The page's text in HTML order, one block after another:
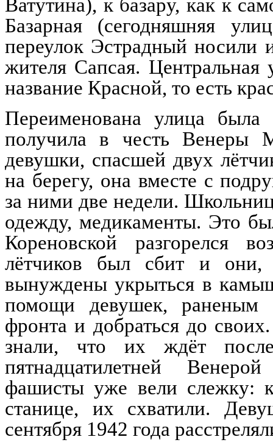
Ватутина), к базару, как к
Базарная (сегодняшняя
переулок Эстрадный носили
жителя Сапсая.
название Красной, то есть
Переименована улица
получила в честь Венеры
девушки, спасшей двух
на берегу, она вместе с
за ними две недели.
одежду, медикаменты. Это
Кореновской разгорелся
лётчиков был сбит и
вынуждены укрыться в
помощи девушек, раненым
фронта и добраться до
знали, что их ждёт
пятнадцатилетней
фашисты уже вели слежку:
станице, их схватили.
сентября 1942 года